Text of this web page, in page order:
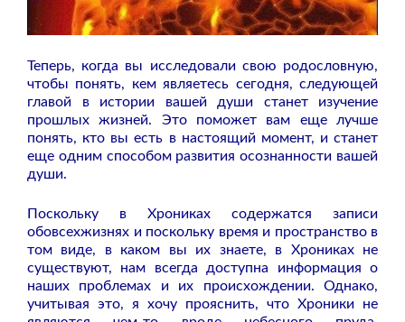
Теперь, когда вы исследовали свою родословную,
чтобы понять, кем являетесь сегодня, следующей
главой в истории вашей души станет изучение
прошлых жизней. Это поможет вам еще лучше
понять, кто вы есть в настоящий момент, и станет
еще одним способом развития осознанности вашей
души.
Поскольку в Хрониках содержатся записи
обовсехжизнях и поскольку время и пространство в
том виде, в каком вы их знаете, в Хрониках не
существуют, нам всегда доступна информация о
наших проблемах и их происхождении. Однако,
учитывая это, я хочу прояснить, что Хроники не